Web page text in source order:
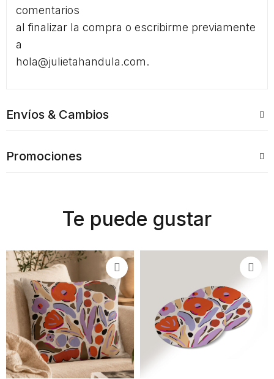
comentarios
al finalizar la compra o escribirme previamente
a
hola@julietahandula.com.
Envíos & Cambios
Promociones
Te puede gustar